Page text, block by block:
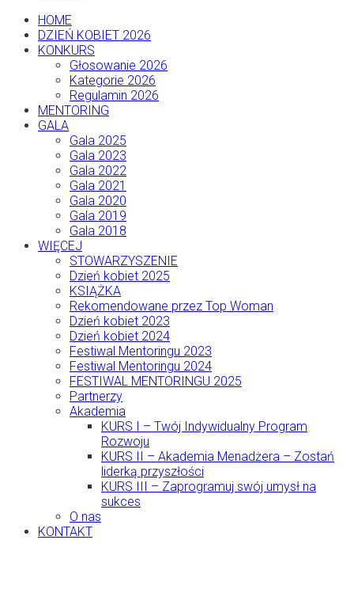
HOME
DZIEŃ KOBIET 2026
KONKURS
Głosowanie 2026
Kategorie 2026
Regulamin 2026
MENTORING
GALA
Gala 2025
Gala 2023
Gala 2022
Gala 2021
Gala 2020
Gala 2019
Gala 2018
WIĘCEJ
STOWARZYSZENIE
Dzień kobiet 2025
KSIĄŻKA
Rekomendowane przez Top Woman
Dzień kobiet 2023
Dzień kobiet 2024
Festiwal Mentoringu 2023
Festiwal Mentoringu 2024
FESTIWAL MENTORINGU 2025
Partnerzy
Akademia
KURS I – Twój Indywidualny Program
Rozwoju
KURS II – Akademia Menadżera – Zostań
liderką przyszłości
KURS III – Zaprogramuj swój umysł na
sukces
O nas
KONTAKT